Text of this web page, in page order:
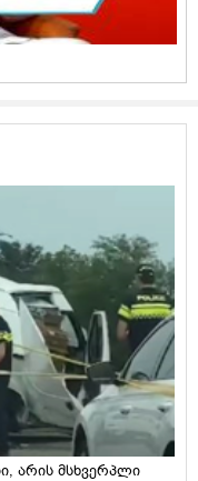
არის მსხვერპლი